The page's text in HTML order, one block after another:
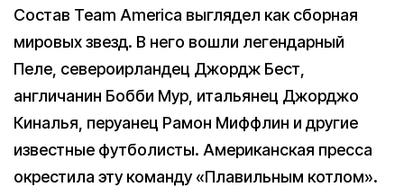
Состав Team America выглядел как сборная
мировых звезд. В него вошли легендарный
Пеле, североирландец Джордж Бест,
англичанин Бобби Мур, итальянец Джорджо
Киналья, перуанец Рамон Миффлин и другие
известные футболисты. Американская пресса
окрестила эту команду «Плавильным котлом».